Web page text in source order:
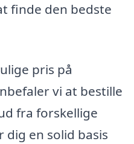
finde den bedste
pris på
vi at bestille
fra forskellige
en solid basis